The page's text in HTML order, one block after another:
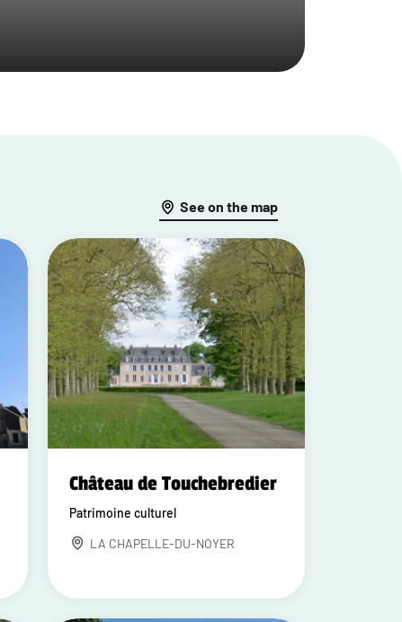
See on the map
Château de Touchebredier
Patrimoine culturel
LA CHAPELLE-DU-NOYER